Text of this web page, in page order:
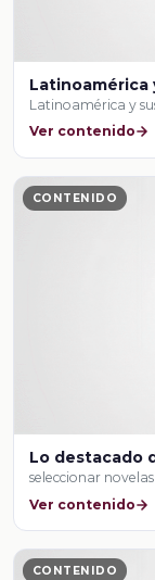
Latinoamérica
Latinoamérica y
Ver contenido
CONTENIDO
Lo destacado
seleccionar
Ver contenido
CONTENIDO